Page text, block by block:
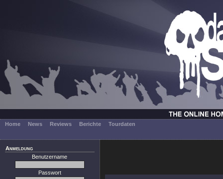
Home News Reviews Berichte Tourdaten
Anmeldung
Benutzername
Passwort